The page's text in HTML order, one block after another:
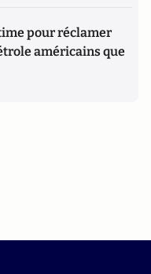
pour réclamer
américains que